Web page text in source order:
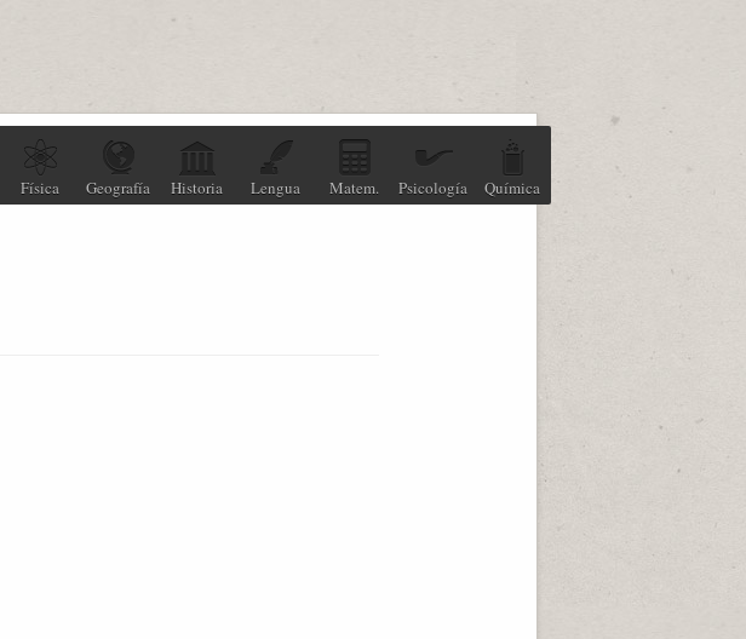
Física Geografía Historia Lengua Matem. Psicología Química